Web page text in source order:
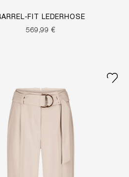
FIT LEDERHOSE
569,99 €